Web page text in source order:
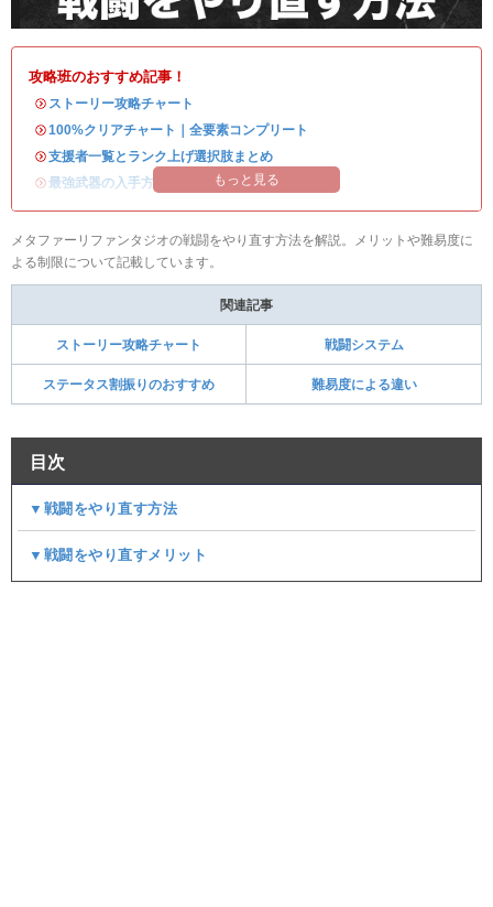
攻略班のおすすめ記事！
・ ストーリー攻略チャート
・100%クリアチャート｜全要素コンプリート
・支援者一覧とランク上げ選択肢まとめ
・最強武器の入手方法 もっと見る
メタファーリファンタジオの戦闘をやり直す方法を解説。メリットや難易度に
よる制限について記載しています。
関連記事
ストーリー攻略チャート 戦闘システム
ステータス割振りのおすすめ 難易度による違い
目次
▼戦闘をやり直す方法
▼戦闘をやり直すメリット